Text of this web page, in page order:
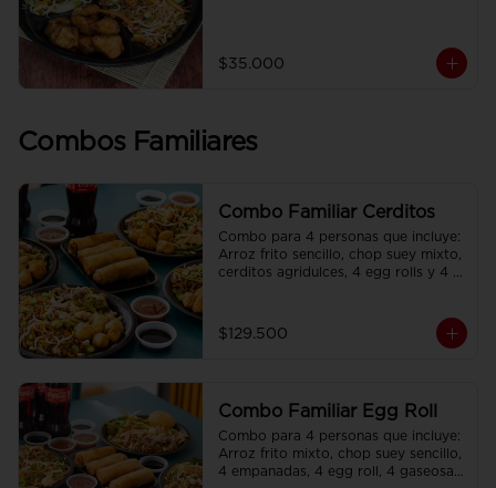
$35.000
Combos Familiares
Combo Familiar Cerditos
Combo para 4 personas que incluye:
Arroz frito sencillo, chop suey mixto,
cerditos agridulces, 4 egg rolls y 4
$129.500
Combo Familiar Egg Roll
Combo para 4 personas que incluye:
Arroz frito mixto, chop suey sencillo,
4 empanadas, 4 egg roll, 4 gaseosas,